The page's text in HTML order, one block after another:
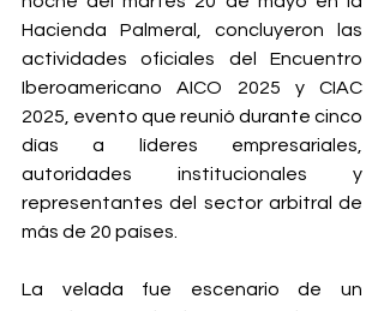
Hacienda Palmeral, concluyeron las
actividades oficiales del Encuentro
Iberoamericano AICO 2025 y CIAC
2025, evento que reunió durante cinco
días a líderes empresariales,
autoridades institucionales y
representantes del sector arbitral de
más de 20 países.
La velada fue escenario de un